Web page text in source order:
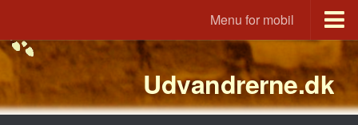
Menu for mobil
Portal
Udvandrerne.dk
Utvandrerne.no
Udvandrerne.dk